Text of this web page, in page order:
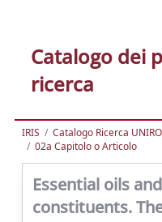
Catalogo dei
ricerca
IRIS Catalogo Ricerca
02a Capitolo o Articolo
Essential oils
constituents.